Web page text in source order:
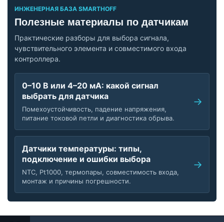
ИНЖЕНЕРНАЯ БАЗА SMARTHOFF
Полезные материалы по датчикам
Практические разборы для выбора сигнала,
чувствительного элемента и совместимого входа
контроллера.
0–10 В или 4–20 мА: какой сигнал
выбрать для датчика
Помехоустойчивость, падение напряжения,
питание токовой петли и диагностика обрыва.
Датчики температуры: типы,
подключение и ошибки выбора
NTC, Pt1000, термопары, совместимость входа,
монтаж и причины погрешности.